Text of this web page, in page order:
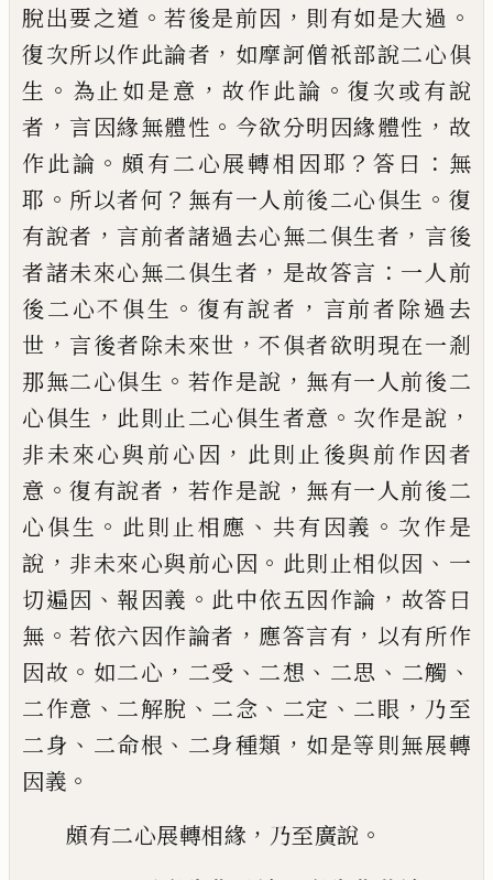
脫出要之道 。若後是前因 ， 則有如是大過 。
復次所以作此論者 ， 如摩訶僧祇部說二心俱
生 。 為止如是意 ，故作此論 。復次或有說
者 ， 言因緣無體性 。 今欲分明因緣體性 ， 故
作此論 。頗有二心展轉相因耶 ？答曰 ： 無
耶 。 所以者何 ？ 無有一人前後二心俱生 。 復
有說者 ， 言前者諸過去心無二俱生者 ， 言後
者諸未來心無二俱生者 ， 是故答言 ： 一人前
後二心不俱生 。 復有說者 ， 言前者除過去
世 ， 言後者除未來世 ，不俱者欲明現在一剎
那無二心俱生 。 若作是說 ， 無有一人前後二
心俱生 ， 此則 止二心俱生者意 。 次作是說 ，
非未來心與前心因 ， 此則止後與前作因者
意 。復有說者 ， 若作是說 ， 無有一人前後二
心俱生 。 此則止相應 、 共有因義 。 次作是
說 ， 非未來心與前心因 。 此則止相似因 、 一
切遍因 、 報因義 。 此中依五因作論 ， 故答曰
無 。若依六因作論者 ， 應答言有 ， 以有所作
因故 。 如二心 ， 二受 、 二想 、 二思 、 二觸 、
二作意 、 二解脫 、 二念 、 二定 、 二眼 ， 乃至
二身 、 二命根 、 二身種類 ， 如是等則無展轉
因義 。
頗有二心展轉相緣 ， 乃至廣說 。